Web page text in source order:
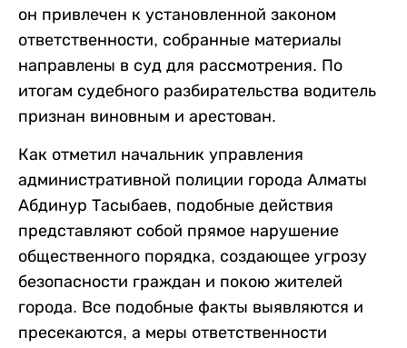
он привлечен к установленной законом
ответственности, собранные материалы
направлены в суд для рассмотрения. По
итогам судебного разбирательства водитель
признан виновным и арестован.
Как отметил начальник управления
административной полиции города Алматы
Абдинур Тасыбаев, подобные действия
представляют собой прямое нарушение
общественного порядка, создающее угрозу
безопасности граждан и покою жителей
города. Все подобные факты выявляются и
пресекаются, а меры ответственности